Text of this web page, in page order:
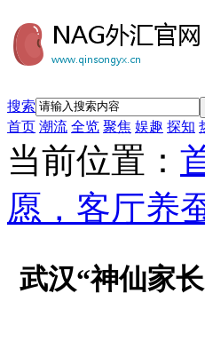
搜索
首页 潮流 全览 聚焦 娱趣 探知
当前位置：
愿，客厅养
武汉“神仙家